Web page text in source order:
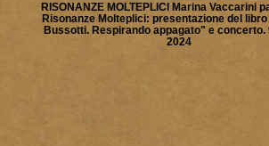
RISONANZE MOLTEPLICI Marina Vaccarini
Risonanze Molteplici: presentazione del
Bussotti. Respirando appagato" e concerto.
2024